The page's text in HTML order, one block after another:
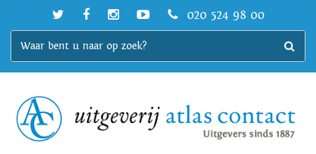
020 524 98 00